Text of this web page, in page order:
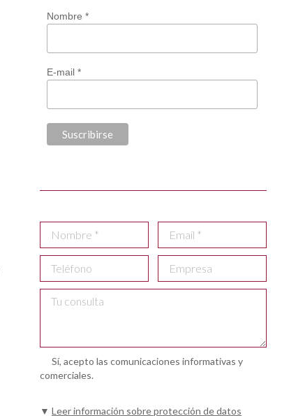
Nombre *
E-mail *
Sí, acepto las comunicaciones informativas y
comerciales.
▼ Leer información sobre protección de datos